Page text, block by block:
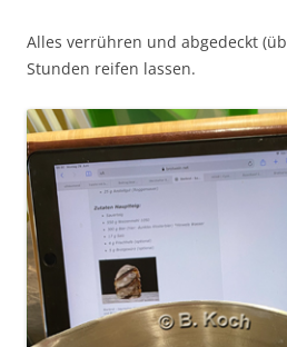
Alles verrühren und abgedeckt
Stunden reifen lassen.